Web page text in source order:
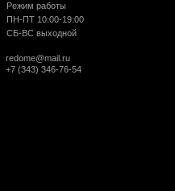
Режим работы
ПН-ПТ 10:00-19:00
СБ-ВС выходной
+7 (343) 346-76-54
redome@mail.ru